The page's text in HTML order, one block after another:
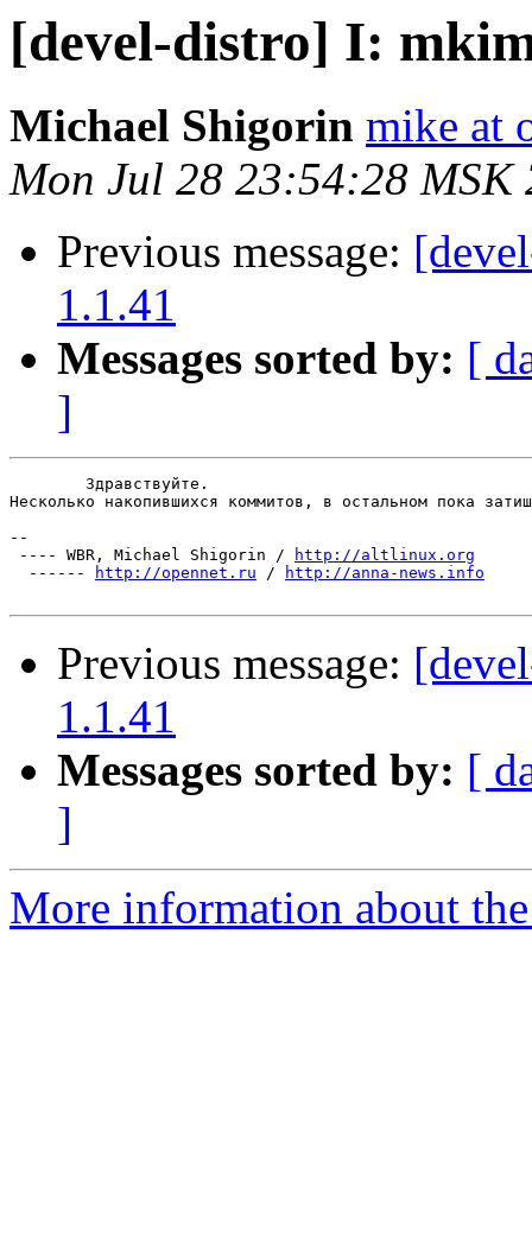
[devel-distro] I:
Michael Shigorin mike at
Mon Jul 28 23:54:28 MSK
Previous message:
1.1.41
Messages sorted by: [
]
Несколько накопившихся коммитов, в остальном пока
--
---- WBR, Michael Shigorin /
http://altlinux.org
  ------
http://opennet.ru / http://anna-news.info
Previous message:
1.1.41
Messages sorted by: [
]
More information about